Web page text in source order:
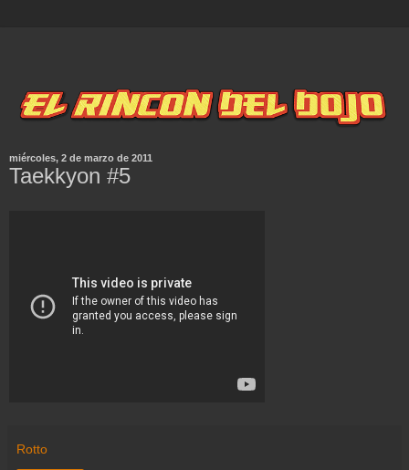
miércoles, 2 de marzo de 2011
Taekkyon #5
Rotto